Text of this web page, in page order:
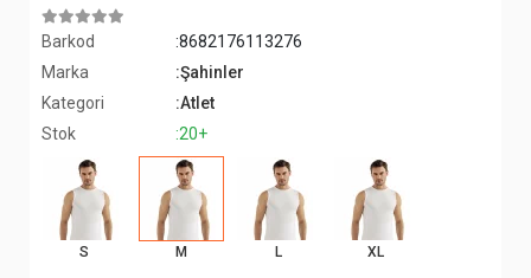
Barkod
:8682176113276
Marka
:Şahinler
Kategori
:Atlet
Stok
:20+
S M L XL